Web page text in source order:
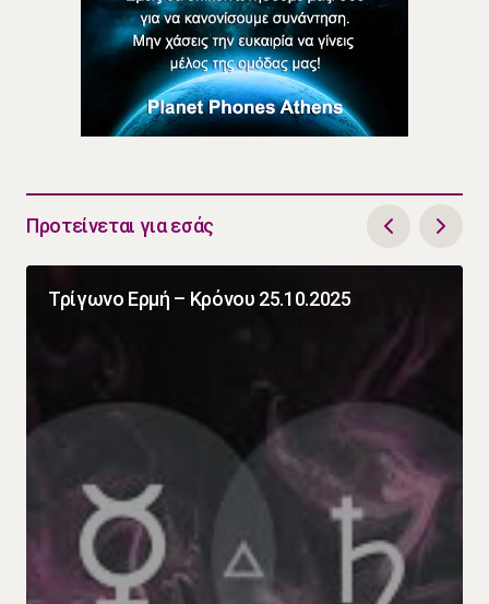
Προτείνεται για εσάς
Τρίγωνο Ερμή – Κρόνου 25.10.2025